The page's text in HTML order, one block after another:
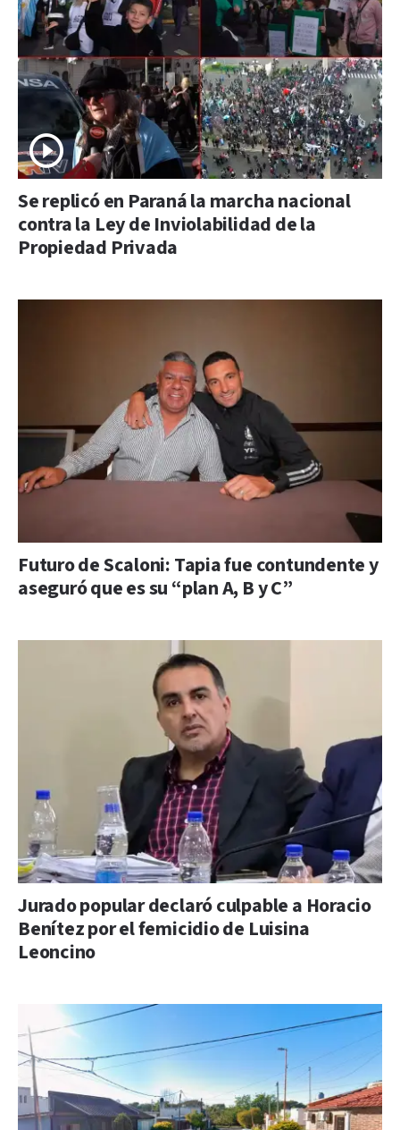
Se replicó en Paraná la marcha nacional
contra la Ley de Inviolabilidad de la
Propiedad Privada
Futuro de Scaloni: Tapia fue contundente y
aseguró que es su “plan A, B y C”
Jurado popular declaró culpable a Horacio
Benítez por el femicidio de Luisina
Leoncino